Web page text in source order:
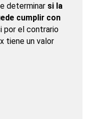
determinar si la
cumplir con
por el contrario
tiene un valor